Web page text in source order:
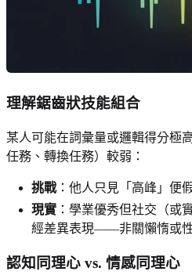
理解鋸齒狀技能組合
某人可能在詞彙量或邏輯得分極
任務、轉換任務）較弱：
挑戰：他人只見「高峰」便
現實 ：學業優秀但社交（或
經差異表現——非關懶惰或
認知同理心 vs. 情感同理心